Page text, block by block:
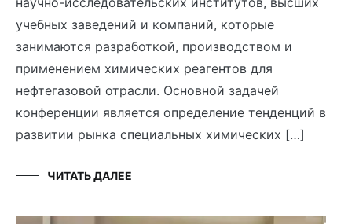
учебных заведений и компаний, которые
занимаются разработкой, производством и
применением химических реагентов для
нефтегазовой отрасли. Основной задачей
конференции является определение тенденций в
развитии рынка специальных химических […]
ЧИТАТЬ ДАЛЕЕ